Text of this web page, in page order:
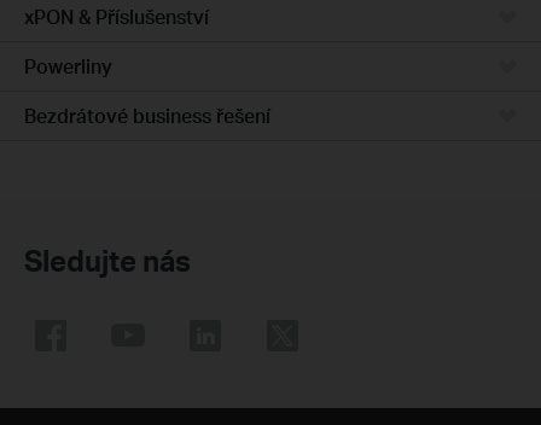
xPON & Příslušenství
Powerliny
Bezdrátové business řešení
Sledujte nás